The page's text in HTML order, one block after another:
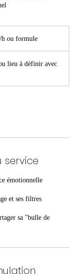
h ou formule
lieu à définir avec
service
émotionnelle
et ses filtres
sa "bulle de